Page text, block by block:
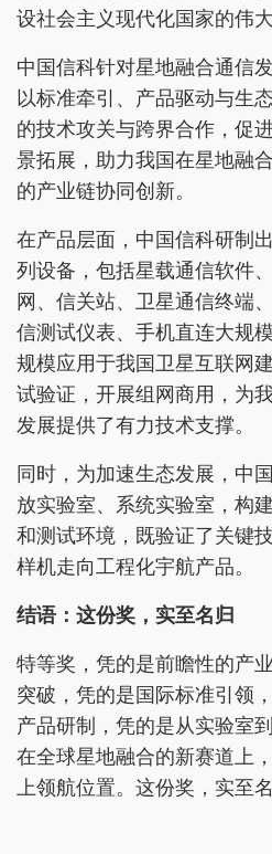
设社会主义现代化国家的伟大
中国信科针对星地融合通信
以标准牵引、产品驱动与生
的技术攻关与跨界合作，促
景拓展，助力我国在星地融
的产业链协同创新。
在产品层面，中国信科研制
列设备，包括星载通信软件
网、信关站、卫星通信终端
信测试仪表、手机直连大规
规模应用于我国卫星互联网
试验证，开展组网商用，为
发展提供了有力技术支撑。
同时，为加速生态发展，中
放实验室、系统实验室，构
和测试环境，既验证了关键
样机走向工程化宇航产品。
结语：这份奖，实至名归
特等奖，凭的是前瞻性的产
突破，凭的是国际标准引领
产品研制，凭的是从实验室
在全球星地融合的新赛道上
上领航位置。这份奖，实至名